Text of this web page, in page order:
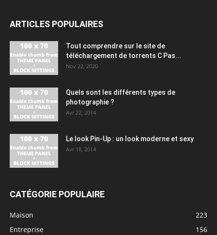
ARTICLES POPULAIRES
Tout comprendre sur le site de
téléchargement de torrents C Pas...
Nov 22, 2020
Quels sont les différents types de
photographie ?
Avr 22, 2014
Le look Pin-Up : un look moderne et sexy
Avr 18, 2014
CATÉGORIE POPULAIRE
Maison
223
Entreprise
156